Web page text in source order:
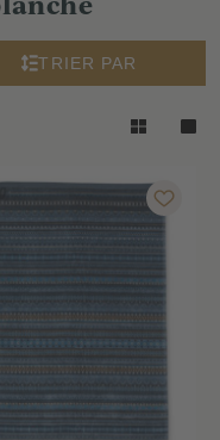
TRIER PAR